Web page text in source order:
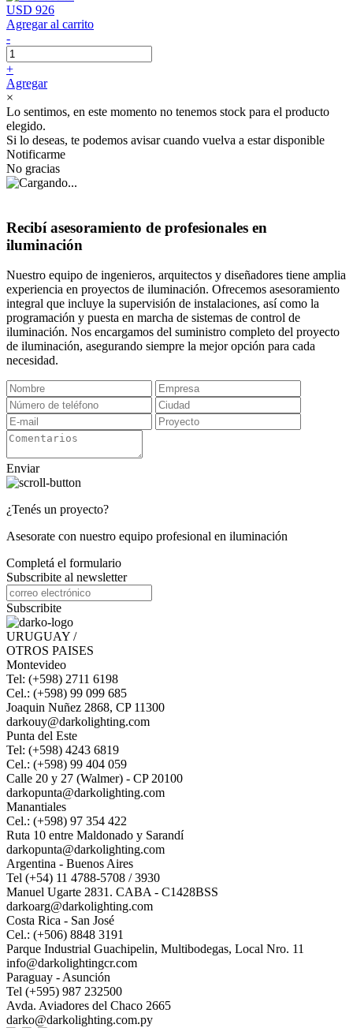
USD 926
Agregar al carrito
-
+
Agregar
×
Lo sentimos, en este momento no tenemos stock para el producto
elegido.
Si lo deseas, te podemos avisar cuando vuelva a estar disponible
Notificarme
No gracias
Recibí asesoramiento de profesionales en
iluminación
Nuestro equipo de ingenieros, arquitectos y diseñadores tiene amplia
experiencia en proyectos de iluminación. Ofrecemos asesoramiento
integral que incluye la supervisión de instalaciones, así como la
programación y puesta en marcha de sistemas de control de
iluminación. Nos encargamos del suministro completo del proyecto
de iluminación, asegurando siempre la mejor opción para cada
necesidad.
Enviar
¿Tenés un proyecto?
Asesorate con nuestro equipo profesional en iluminación
Completá el formulario
Subscribite al newsletter
Subscribite
URUGUAY /
OTROS PAISES
Montevideo
Tel: (+598) 2711 6198
Cel.: (+598) 99 099 685
Joaquin Nuñez 2868, CP 11300
darkouy@darkolighting.com
Punta del Este
Tel: (+598) 4243 6819
Cel.: (+598) 99 404 059
Calle 20 y 27 (Walmer) - CP 20100
darkopunta@darkolighting.com
Manantiales
Cel.: (+598) 97 354 422
Ruta 10 entre Maldonado y Sarandí
darkopunta@darkolighting.com
Argentina - Buenos Aires
Tel (+54) 11 4788-5708 / 3930
Manuel Ugarte 2831. CABA - C1428BSS
darkoarg@darkolighting.com
Costa Rica - San José
Cel.: (+506) 8848 3191
Parque Industrial Guachipelin, Multibodegas, Local Nro. 11
info@darkolightingcr.com
Paraguay - Asunción
Tel (+595) 987 232500
Avda. Aviadores del Chaco 2665
darko@darkolighting.com.py